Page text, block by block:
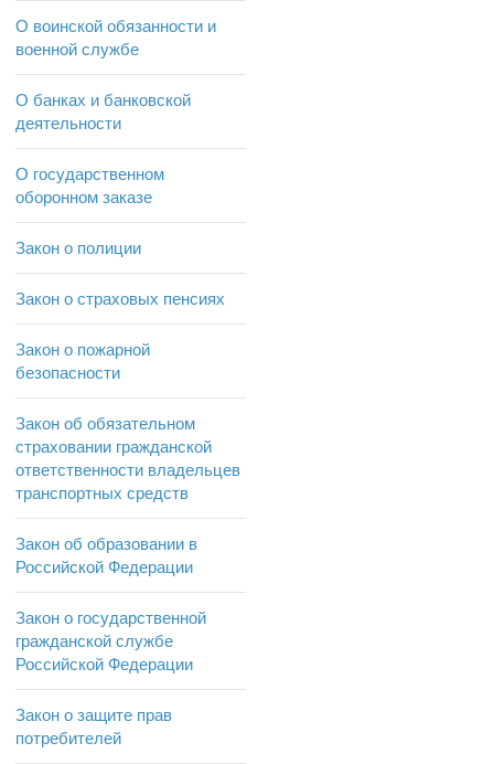
О воинской обязанности и
военной службе
О банках и банковской
деятельности
О государственном
оборонном заказе
Закон о полиции
Закон о страховых пенсиях
Закон о пожарной
безопасности
Закон об обязательном
страховании гражданской
ответственности владельцев
транспортных средств
Закон об образовании в
Российской Федерации
Закон о государственной
гражданской службе
Российской Федерации
Закон о защите прав
потребителей